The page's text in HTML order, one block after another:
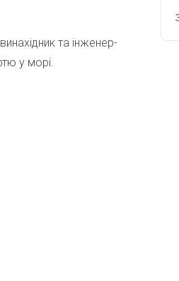
та інженер-
у морі.